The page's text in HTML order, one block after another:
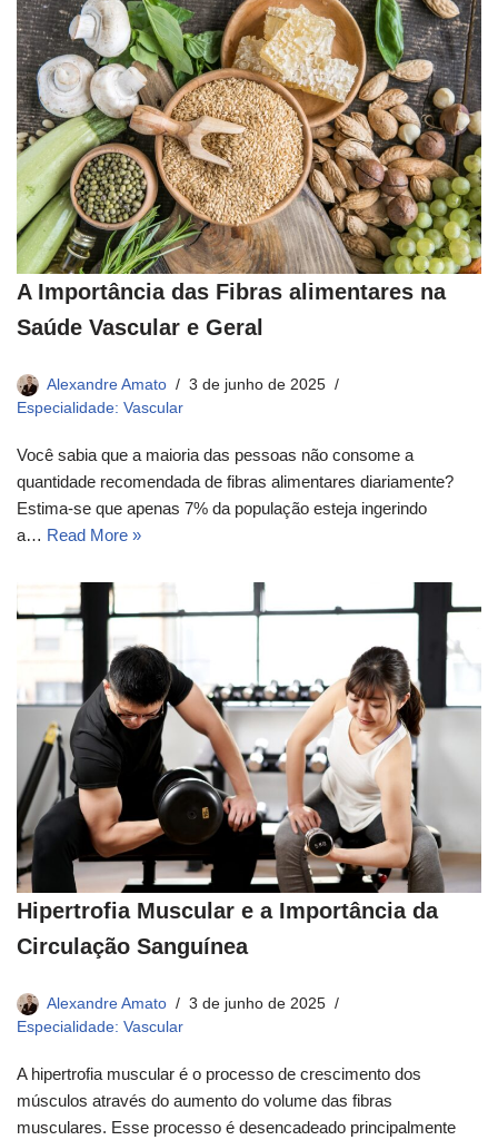
A Importância das Fibras alimentares na
Saúde Vascular e Geral
Alexandre Amato
3 de junho de 2025
Especialidade: Vascular
Você sabia que a maioria das pessoas não consome a
quantidade recomendada de fibras alimentares diariamente?
Estima-se que apenas 7% da população esteja ingerindo
a… Read More »
Hipertrofia Muscular e a Importância da
Circulação Sanguínea
Alexandre Amato
3 de junho de 2025
Especialidade: Vascular
A hipertrofia muscular é o processo de crescimento dos
músculos através do aumento do volume das fibras
musculares. Esse processo é desencadeado principalmente